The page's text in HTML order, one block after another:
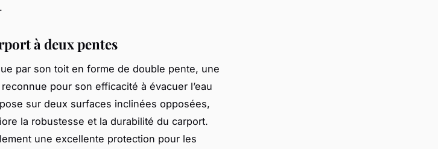
.
à deux pentes
par son toit en forme de double pente, une
pour son efficacité à évacuer l’eau
sur deux surfaces inclinées opposées,
la robustesse et la durabilité du carport.
une excellente protection pour les